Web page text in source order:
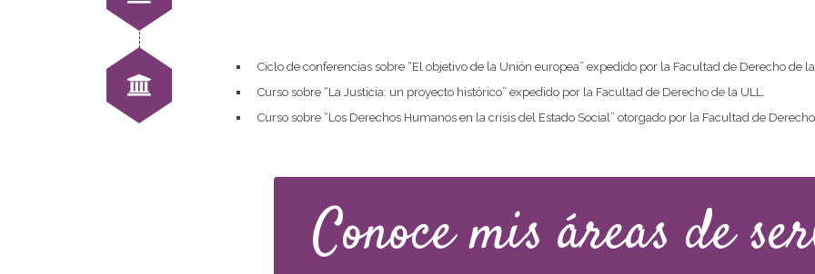
Ciclo de conferencias sobre “El objetivo de la Unión europea” expedido por la Facultad de Derecho de la
Curso sobre “La Justicia: un proyecto histórico” expedido por la Facultad de Derecho de la ULL.
Curso sobre “Los Derechos Humanos en la crisis del Estado Social” otorgado por la Facultad de Derecho
Conoce mis áreas de